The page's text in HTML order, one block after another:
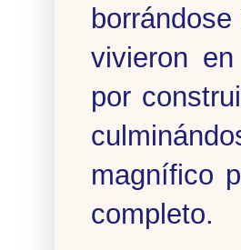
vivieron
por
magnífico
completo.